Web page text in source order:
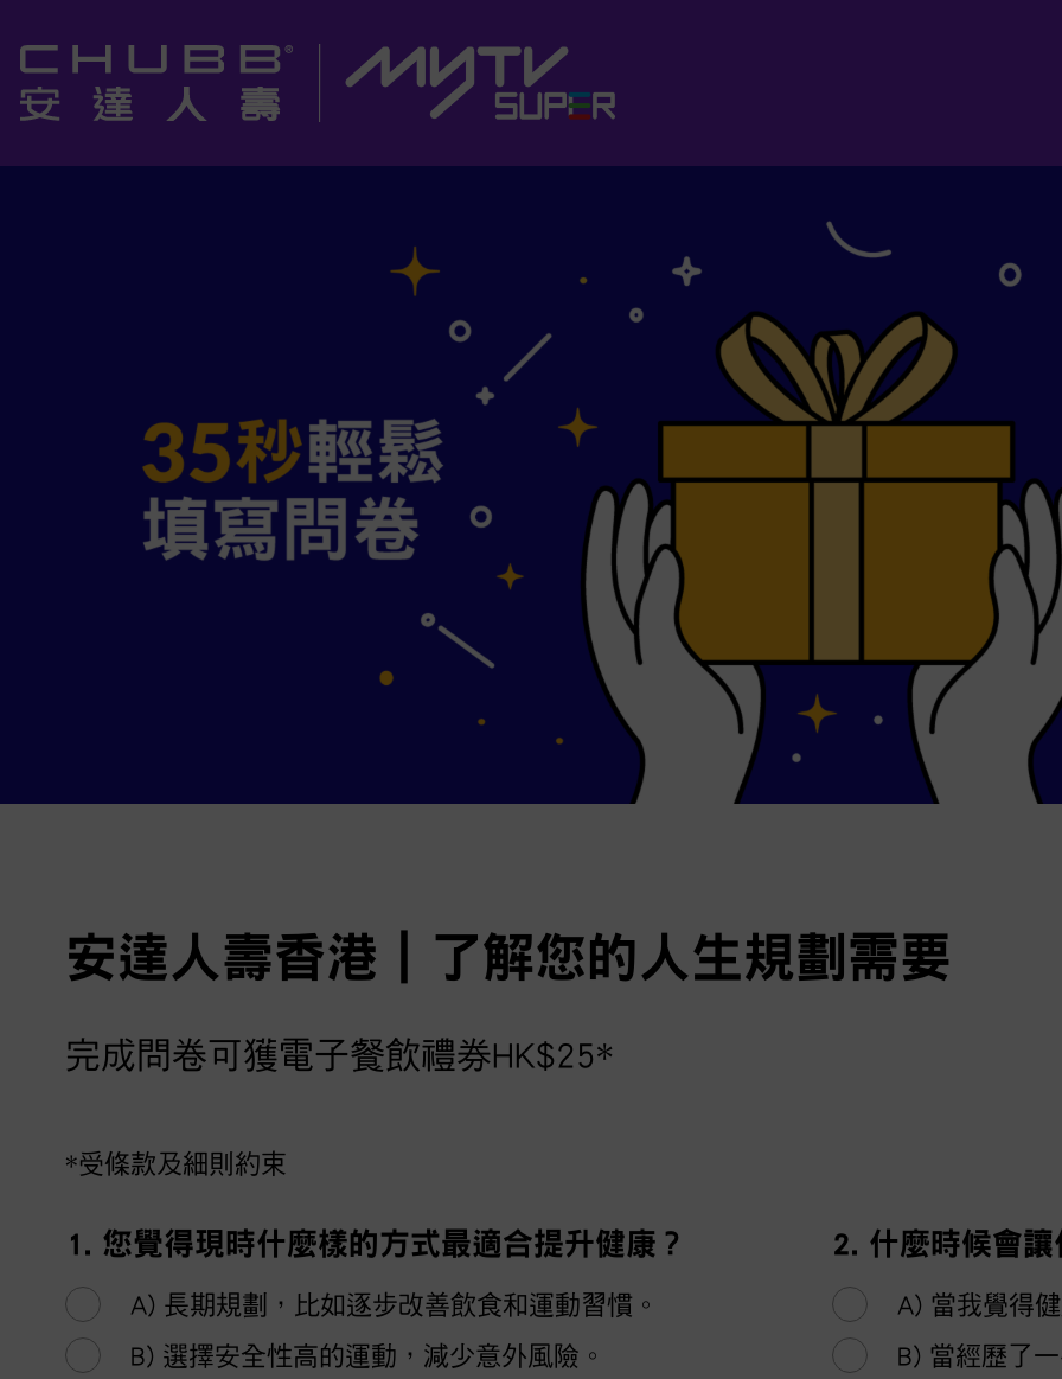
安達人壽香港｜了解您的人生規劃需要
完成問卷可獲電子餐飲禮券HK$25*
*受條款及細則約束
1. 您覺得現時什麼樣的方式最適合提升健康？
A) 長期規劃，比如逐步改善飲食和運動習慣。
B) 選擇安全性高的運動，減少意外風險。
2. 什麼時候會
A) 當我覺得
B) 當經歷了